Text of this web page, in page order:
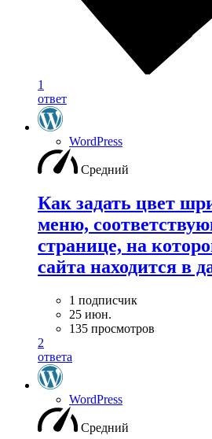
1
ответ
WordPress
Средний
Как задать цвет
меню,
странице, на
сайта находится в
1 подписчик
25 июн.
135 просмотров
2
ответа
WordPress
Средний